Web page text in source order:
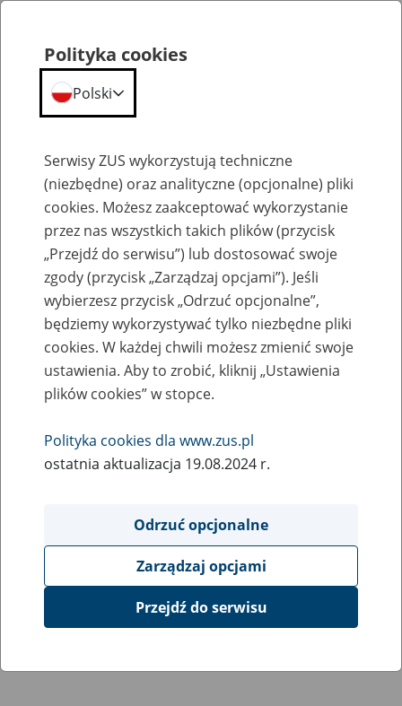
Przepraszamy,
podana strona nie została znaleziona.
Błąd 404
Przejdź do strony głównej
Polityka cookies
Polski
Serwisy ZUS wykorzystują techniczne
(niezbędne) oraz analityczne (opcjonalne) pliki
cookies. Możesz zaakceptować wykorzystanie
przez nas wszystkich takich plików (przycisk
„Przejdź do serwisu”) lub dostosować swoje
zgody (przycisk „Zarządzaj opcjami”). Jeśli
wybierzesz przycisk „Odrzuć opcjonalne”,
będziemy wykorzystywać tylko niezbędne pliki
cookies. W każdej chwili możesz zmienić swoje
ustawienia. Aby to zrobić, kliknij „Ustawienia
plików cookies” w stopce.
Polityka cookies dla www.zus.pl
ostatnia aktualizacja 19.08.2024 r.
Odrzuć opcjonalne
Zarządzaj opcjami
Przejdź do serwisu